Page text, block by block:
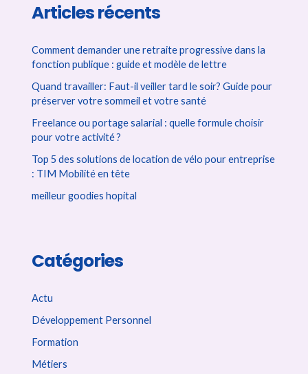
e
c
h
e
r
Articles récents
Comment demander une retraite progressive dans la
fonction publique : guide et modèle de lettre
Quand travailler: Faut-il veiller tard le soir? Guide pour
préserver votre sommeil et votre santé
Freelance ou portage salarial : quelle formule choisir
pour votre activité ?
Top 5 des solutions de location de vélo pour entreprise
: TIM Mobilité en tête
meilleur goodies hopital
Catégories
Actu
Développement Personnel
Formation
Métiers